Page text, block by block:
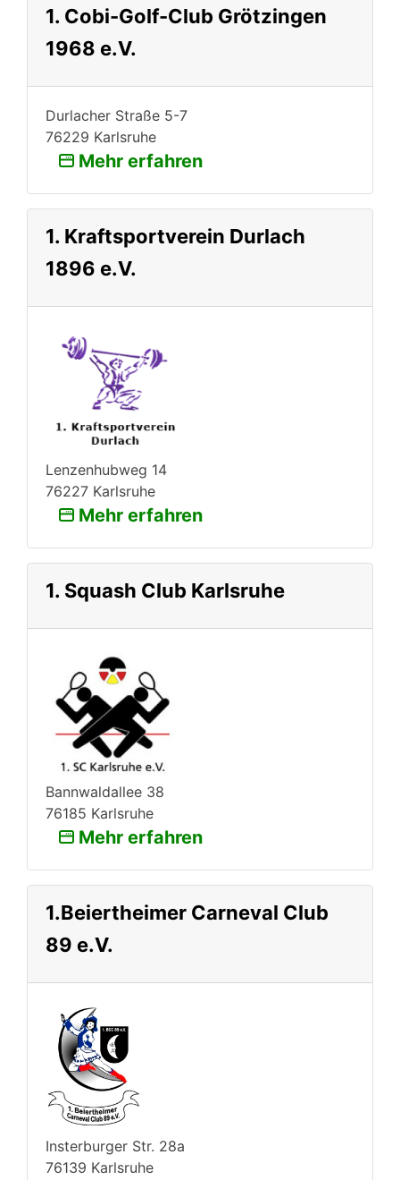
1. Cobi-Golf-Club Grötzingen
1968 e.V.
Durlacher Straße 5-7
76229 Karlsruhe
Mehr erfahren
1. Kraftsportverein Durlach
1896 e.V.
Lenzenhubweg 14
76227 Karlsruhe
Mehr erfahren
1. Squash Club Karlsruhe
Bannwaldallee 38
76185 Karlsruhe
Mehr erfahren
1.Beiertheimer Carneval Club
89 e.V.
Insterburger Str. 28a
76139 Karlsruhe